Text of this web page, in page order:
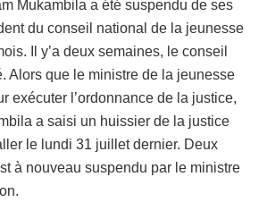
Mukambila a été suspendu de ses
du conseil national de la jeunesse
Il y’a deux semaines, le conseil
Alors que le ministre de la jeunesse
exécuter l’ordonnance de la justice,
a saisi un huissier de la justice
le lundi 31 juillet dernier. Deux
à nouveau suspendu par le ministre